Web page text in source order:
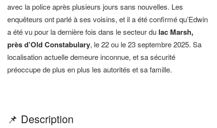
avec la police après plusieurs jours sans nouvelles. Les
enquêteurs ont parlé à ses voisins, et il a été confirmé qu’Edwin
a été vu pour la dernière fois dans le secteur du lac Marsh,
près d’Old Constabulary, le 22 ou le 23 septembre 2025. Sa
localisation actuelle demeure inconnue, et sa sécurité
préoccupe de plus en plus les autorités et sa famille.
📌 Description